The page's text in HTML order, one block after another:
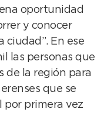
oportunidad
y conocer
ciudad”. En ese
las personas que
de la región para
que se
por primera vez